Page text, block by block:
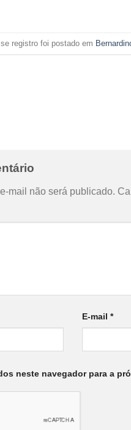
registro foi postado em
mail não será publicado.
E-mail*
neste navegador para a